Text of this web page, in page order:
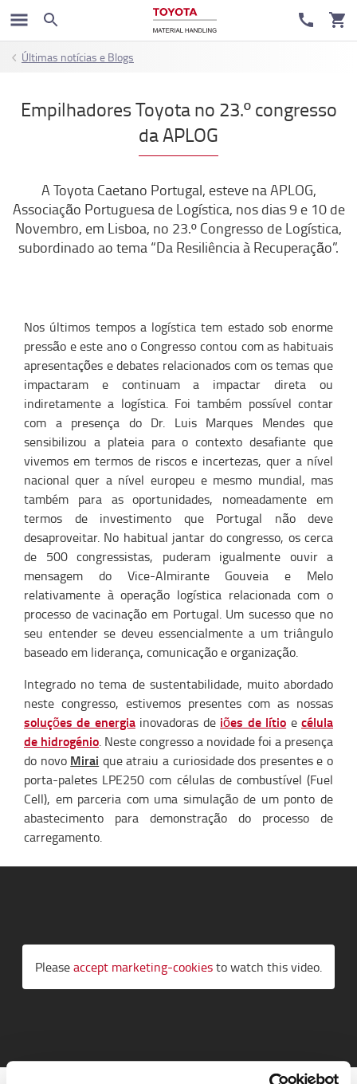
Últimas notícias e Blogs
Empilhadores Toyota no 23.º congresso
da APLOG
A Toyota Caetano Portugal, esteve na APLOG,
Associação Portuguesa de Logística, nos dias 9 e 10 de
Novembro, em Lisboa, no 23.º Congresso de Logística,
subordinado ao tema “Da Resiliência à Recuperação”.
Nos últimos tempos a logística tem estado sob enorme
pressão e este ano o Congresso contou com as habituais
apresentações e debates relacionados com os temas que
impactaram e continuam a impactar direta ou
indiretamente a logística. Foi também possível contar
com a presença do Dr. Luis Marques Mendes que
sensibilizou a plateia para o contexto desafiante que
vivemos em termos de riscos e incertezas, quer a nível
nacional quer a nível europeu e mesmo mundial, mas
também para as oportunidades, nomeadamente em
termos de investimento que Portugal não deve
desaproveitar. No habitual jantar do congresso, os cerca
de 500 congressistas, puderam igualmente ouvir a
mensagem do Vice-Almirante Gouveia e Melo
relativamente à operação logística relacionada com o
processo de vacinação em Portugal. Um sucesso que no
seu entender se deveu essencialmente a um triângulo
baseado em liderança, comunicação e organização.
​Integrado no tema de sustentabilidade, muito abordado
neste congresso, estivemos presentes com as nossas
soluções de energiainovadoras de iões de lítio ecélula
de hidrogénio. Neste congresso a novidade foi a presença
do novo Mirai que atraiu a curiosidade dos presentes e o
porta-paletes LPE250 com células de combustível (Fuel
Cell), em parceria com uma simulação de um ponto de
abastecimento para demonstração do processo de
carregamento.
Pleaseaccept marketing-cookiesto watch this video.